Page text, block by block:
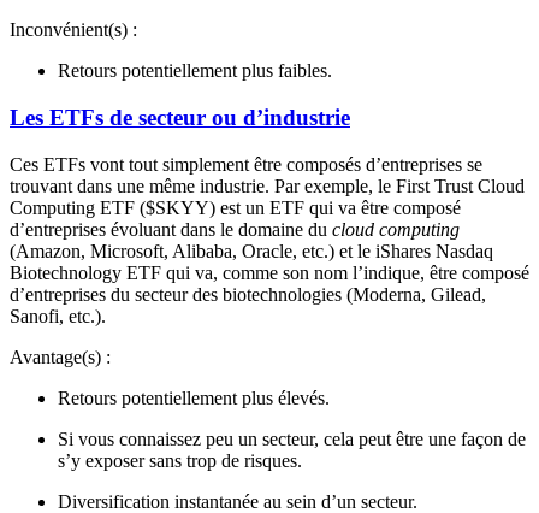
Inconvénient(s) :
Retours potentiellement plus faibles.
Les ETFs de secteur ou d’industrie
Ces ETFs vont tout simplement être composés d’entreprises se
trouvant dans une même industrie. Par exemple, le First Trust Cloud
Computing ETF ($SKYY) est un ETF qui va être composé
d’entreprises évoluant dans le domaine du cloud computing
(Amazon, Microsoft, Alibaba, Oracle, etc.) et le iShares Nasdaq
Biotechnology ETF qui va, comme son nom l’indique, être composé
d’entreprises du secteur des biotechnologies (Moderna, Gilead,
Sanofi, etc.).
Avantage(s) :
Retours potentiellement plus élevés.
Si vous connaissez peu un secteur, cela peut être une façon de
s’y exposer sans trop de risques.
Diversification instantanée au sein d’un secteur.